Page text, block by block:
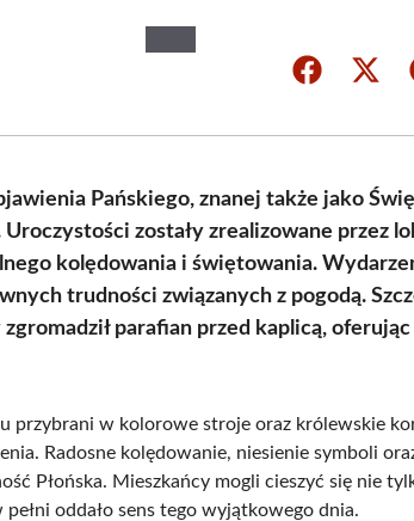
Share
Share
Pańskiego, znanej także jako
zostały zrealizowane przez
kolędowania i świętowania.
trudności związanych z pogodą.
parafian przed kaplicą,
przybrani w kolorowe stroje oraz królewskie
Radosne kolędowanie, niesienie symboli
Płońska. Mieszkańcy mogli cieszyć się nie
oddało sens tego wyjątkowego dnia.